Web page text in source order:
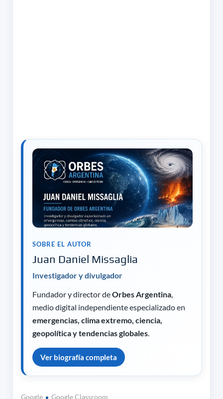
SOBRE EL AUTOR
Juan Daniel Missaglia
Investigador y divulgador
Fundador y director deOrbes Argentina,
medio digital independiente especializado en
emergencias, clima extremo, ciencia,
geopolítica y tendencias globales.
Ver biografía completa
Google Google Classroom